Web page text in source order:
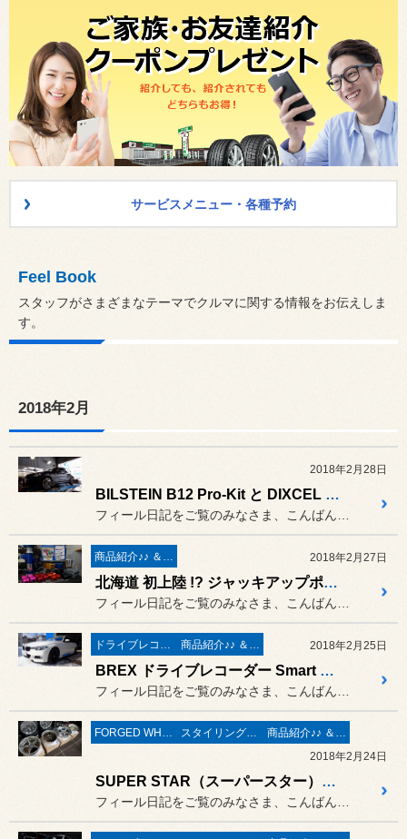
サービスメニュー・各種予約
Feel Book
スタッフがさまざまなテーマでクルマに関する情報をお伝えしま
す。
2018年2月
2018年2月28日
BILSTEIN B12 Pro-Kit と DIXCEL M-TYPE & SDローター取付 と4輪アライメント調整作業 ／ BMW E84 X1
商品紹介♪♪ ＆ ”フィール”からのお知らせ。 2018年2月27日
北海道 初上陸 !? ジャッキアップポイントアダプター 入荷しました ♪
ドライブレコーダー＆レーダー取付 商品紹介♪♪ ＆ ”フィール”からのお知らせ。 2018年2月25日
BREX ドライブレコーダー Smart Reco BCC510 取付作業 ／ BMW F31 320i ツーリング
FORGED WHEELS スタイリング系 ホイール＆タイヤ＆エアロパーツ
商品紹介♪♪ ＆ ”フィール”からのお知らせ。
2018年2月24日
SUPER STAR（スーパースター）LEON HARDIRITT & CHEVLON RACING の新作ホイールが登場 ❤